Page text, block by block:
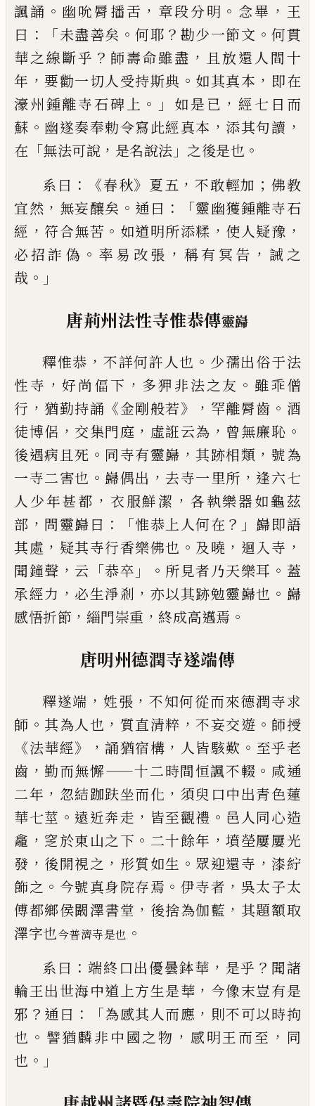
諷誦 。 幽吮脣播舌 ， 章段分明 。 念畢 ， 王
曰 ：「未盡善矣 。何耶 ？ 勘少一節文 。何貫
華之線斷乎 ？ 師壽命雖盡 ， 且放還人間十
年 ，要勸一切人受持斯典 。 如其真本 ， 即在
濠州鍾離寺石碑上 。」 如是已 ， 經七日而
蘇 。 幽遂奏奉勅令寫此經真本 ， 添其句讀 ，
在 「無法可說 ， 是名說法 」 之後是也 。
系曰 ：《春秋》 夏五 ，不敢輕加 ； 佛教
宜然 ， 無妄釀矣 。 通曰 ：「靈幽獲鍾離寺石
經 ， 符合無苦 。 如道明所添糅 ， 使人疑豫 ，
必招詐偽 。率易 改張 ，稱有冥告 ，誡之
哉 。」
唐荊州法性寺惟恭傳靈巋
釋惟恭 ， 不詳何許人也 。 少孺出俗于法
性寺 ，好尚偪下 ， 多狎非法之友 。 雖乖僧
行 ，猶勤持誦 《金剛般若》， 罕離脣齒 。 酒
徒博侶 ， 交集門庭 ， 虛誑云為 ， 曾無廉恥 。
後遇病且死 。 同寺有靈巋 ，其跡相類 ，號為
一寺二害也 。 巋偶出 ，去寺一里所 ， 逢六七
人少年甚都 ， 衣服鮮潔 ， 各執樂器如龜茲
部 ， 問靈巋曰 ：「惟恭上人何在 ？」 巋即語
其處 ， 疑其寺行香樂佛也 。 及曉 ， 迴入寺 ，
聞鐘聲 ， 云 「恭卒 」。 所見者乃天樂耳 。 蓋
承經力 ， 必生淨剎 ， 亦以其跡勉靈巋也 。 巋
感悟折節 ， 緇門崇重 ， 終成高邁焉 。
唐明州德潤寺遂端傳
釋遂端 ， 姓張 ，不知何從而來德潤寺求
師 。其為人也 ， 質直清粹 ，不妄交遊 。 師授
《法華經》，誦猶宿構 ， 人皆駭歎 。 至乎老
齒 ，勤而無懈——十二時間恒諷不輟 。 咸通
二年 ， 忽結跏趺坐而化 ， 須臾口中出青色蓮
華七莖 。遠近奔走 ， 皆至觀禮 。 邑人同心造
龕 ，窆於東山之下 。 二十餘年 ，墳塋屢屢光
發 ， 後開視之 ， 形質如生 。 眾迎還寺 ， 漆紵
飾之 。 今號真身院存焉 。 伊寺者 ， 吳太子太
傅都鄉侯闞澤書堂 ， 後捨為伽藍 ， 其題額取
澤字也今普濟寺是也 。
系曰 ： 端終口出優曇鉢華 ， 是乎 ？ 聞諸
輪王出世海中道上方生是華 ， 今像末豈有是
邪 ？ 通曰 ：「為感其人而應 ， 則不可以時拘
也 。 譬猶麟非中國之物 ， 感明王而至 ， 同
也 。」